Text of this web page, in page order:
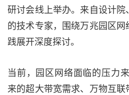
研讨会线上举办。来自设计
的技术专家，围绕万兆园区
践展开深度探讨。
当前，园区网络面临的压力
来的超大带宽需求、万物互联